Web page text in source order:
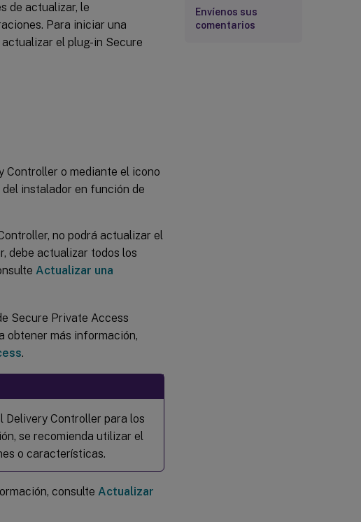
de actualizar, le
Para iniciar una
el plug-in Secure
Controller o mediante el icono
instalador en función de
no podrá actualizar el
debe actualizar todos los
Actualizar una
Secure Private Access
obtener más información,
.
Delivery Controller para los
se recomienda utilizar el
o características.
consulte Actualizar
Envíenos sus
comentarios